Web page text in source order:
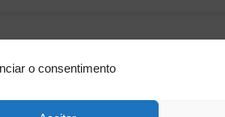
o consentimento